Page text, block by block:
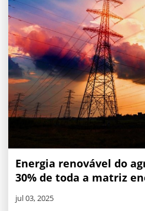
Energia renovável do
30% de toda a matriz
jul 03, 2025